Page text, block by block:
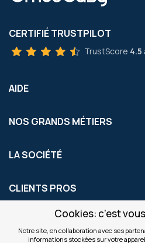
Cookies: c'est
Notre site, en collaboration avec ses
informations stockées sur votre
CERTIFIÉ TRUSTPILOT
TrustScore 4.5
AIDE
NOS GRANDS MÉTIERS
LA SOCIÉTÉ
CLIENTS PROS
S'INSCRIRE AUX OFFRES